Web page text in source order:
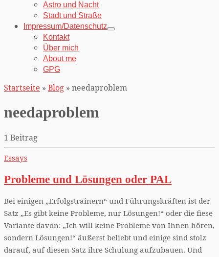
Astro und Nacht
Stadt und Straße
Impressum/Datenschutz
Kontakt
Über mich
About me
GPG
Startseite » Blog » needaproblem
needaproblem
1 Beitrag
Essays
Probleme und Lösungen oder PAL
Bei einigen „Erfolgstrainern“ und Führungskräften ist der
Satz „Es gibt keine Probleme, nur Lösungen!“ oder die fiese
Variante davon: „Ich will keine Probleme von Ihnen hören,
sondern Lösungen!“ äußerst beliebt und einige sind stolz
darauf, auf diesen Satz ihre Schulung aufzubauen. Und